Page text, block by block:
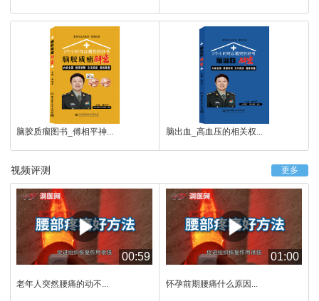
脑胶质瘤图书_傅相平神... 脑出血_高血压的相关权...
更多
视频评测
00:59
老年人突然腰痛的动不...
01:00
怀孕前期腰痛什么原因...